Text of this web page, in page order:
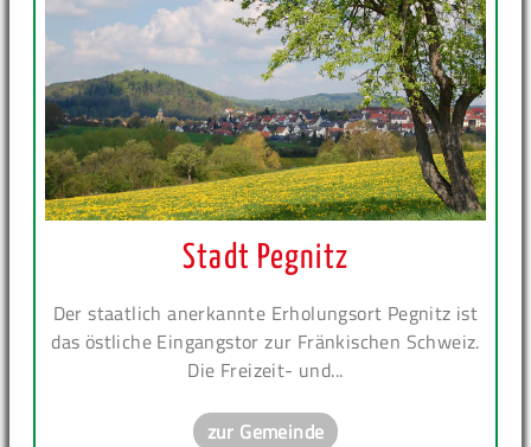
Stadt Pegnitz
Der staatlich anerkannte Erholungsort Pegnitz ist
das östliche Eingangstor zur Fränkischen Schweiz.
Die Freizeit- und...
zur Gemeinde